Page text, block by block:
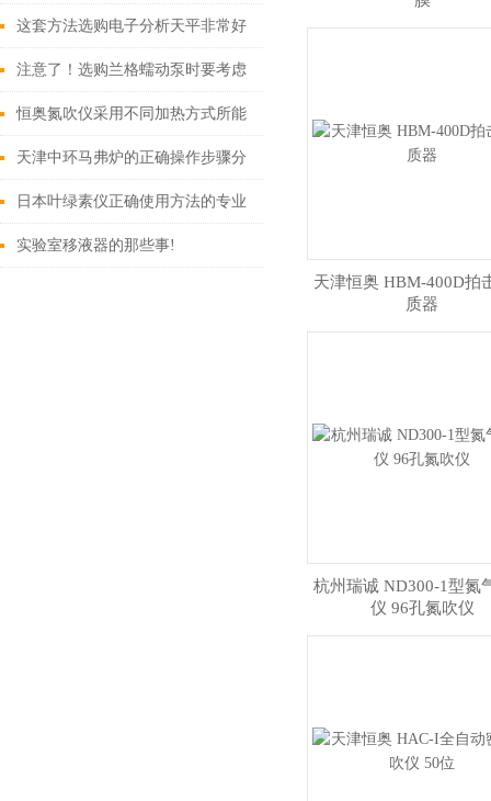
中的应用介绍
这套方法选购电子分析天平非常好
用
注意了！选购兰格蠕动泵时要考虑
好这几方面
恒奥氮吹仪采用不同加热方式所能
起到的效果介绍
天津中环马弗炉的正确操作步骤分
享
日本叶绿素仪正确使用方法的专业
分享
实验室移液器的那些事!
天津恒奥 HBM-400D拍
质器
杭州瑞诚 ND300-1型氮
仪 96孔氮吹仪